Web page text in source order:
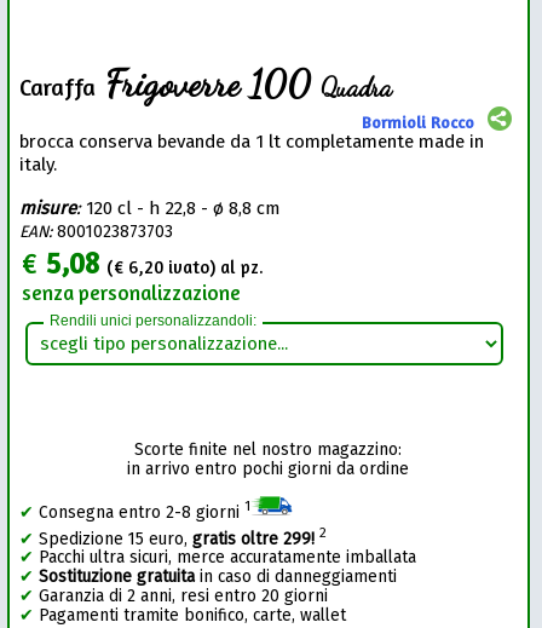
Caraffa Frigoverre 100Quadra
Bormioli Rocco
brocca conserva bevande da 1 lt completamente made in
italy.
misure: 120 cl - h 22,8 - ø 8,8 cm
EAN:8001023873703
€ 5,08 (€ 6,20 ivato) al pz.
senza personalizzazione
Rendili unici personalizzandoli:
Scorte finite nel nostro magazzino:
in arrivo entro pochi giorni da ordine
✔ Consegna entro 2-8 giorni 1
✔ Spedizione 15 euro,gratis oltre 299! 2
✔ Pacchi ultra sicuri, merce accuratamente imballata
✔ Sostituzione gratuitain caso di danneggiamenti
✔ Garanzia di 2 anni, resi entro 20 giorni
✔ Pagamenti tramite bonifico, carte, wallet